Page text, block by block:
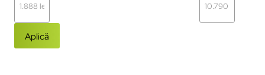
Aplică